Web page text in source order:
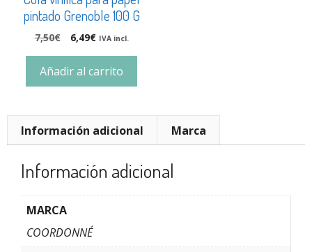
pintado Grenoble 100 G
7,50€ 6,49€ IVA incl.
Añadir al carrito
Información adicional Marca
Información adicional
MARCA
COORDONNÉ